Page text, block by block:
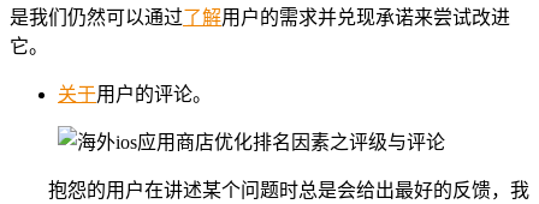
是我们仍然可以通过了解用户的需求并兑现承诺来尝试改进
它。
关于用户的评论。
抱怨的用户在讲述某个问题时总是会给出最好的反馈，我